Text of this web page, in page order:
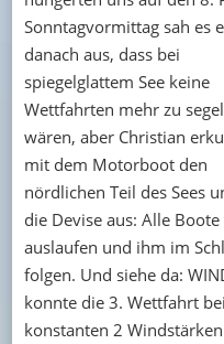
Sonntagvormittag sah es
danach aus, dass bei
spiegelglattem See keine
Wettfahrten mehr zu
wären, aber Christian
mit dem Motorboot den
nördlichen Teil des Sees
die Devise aus: Alle Boote
auslaufen und ihm im
folgen. Und siehe da:
konnte die 3. Wettfahrt bei
konstanten 2 Windstärken